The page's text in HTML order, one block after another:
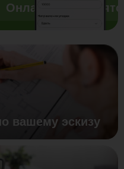
Онлайн-
вашему эскизу